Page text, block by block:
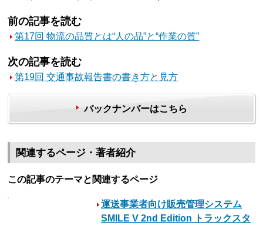
前の記事を読む
第17回 物流の品質とは“人の品”と“作業の質”
次の記事を読む
第19回 交通事故報告書の書き方と見方
バックナンバーはこちら
関連するページ・著者紹介
この記事のテーマと関連するページ
運送事業者向け販売管理システム
SMILE V 2nd Edition トラックスタ